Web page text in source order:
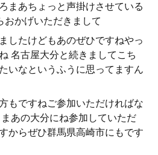
まあちょっと声掛けさせている
おかげいただきまして
したけどもあのぜひですねやっ
名古屋大分と続きましてこち
いなというふうに思ってますん
もですねご参加いただければな
あの大分にね参加していただ
からぜひ群馬県高崎市にもです